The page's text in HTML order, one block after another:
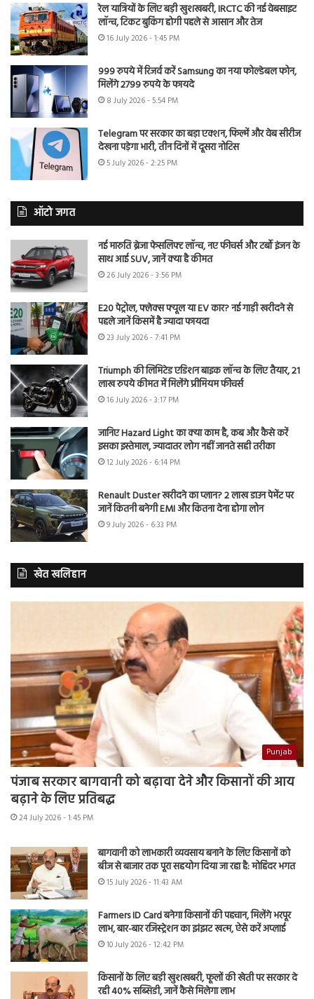
रेल यात्रियों के लिए बड़ी खुशखबरी, IRCTC की नई वेबसाइट
लॉन्च, टिकट बुकिंग होगी पहले से आसान और तेज
16 July 2026 - 1:45 PM
999 रुपये में रिजर्व करें Samsung का नया फोल्डेबल फोन,
मिलेंगे 2799 रुपये के फायदे
8 July 2026 - 5:54 PM
Telegram पर सरकार का बड़ा एक्शन, फिल्में और वेब सीरीज
देखना पड़ेगा भारी, तीन दिनों में दूसरा नोटिस
5 July 2026 - 2:25 PM
ऑटो जगत
नई मारुति ब्रेजा फेसलिफ्ट लॉन्च, नए फीचर्स और टर्बो इंजन के
साथ आई SUV, जानें क्या है कीमत
26 July 2026 - 3:56 PM
E20 पेट्रोल, फ्लेक्स फ्यूल या EV कार? नई गाड़ी खरीदने से
पहले जानें किसमें है ज्यादा फायदा
23 July 2026 - 7:41 PM
Triumph की लिमिटेड एडिशन बाइक लॉन्च के लिए तैयार, 21
लाख रुपये कीमत में मिलेंगे प्रीमियम फीचर्स
16 July 2026 - 3:17 PM
जानिए Hazard Light का क्या काम है, कब और कैसे करें
इसका इस्तेमाल, ज्यादातर लोग नहीं जानते सही तरीका
12 July 2026 - 6:14 PM
Renault Duster खरीदने का प्लान? 2 लाख डाउन पेमेंट पर
जानें कितनी बनेगी EMI और कितना देना होगा लोन
9 July 2026 - 6:33 PM
खेत खलिहान
Punjab
पंजाब सरकार बागवानी को बढ़ावा देने और किसानों की आय
बढ़ाने के लिए प्रतिबद्ध
24 July 2026 - 1:45 PM
बागवानी को लाभकारी व्यवसाय बनाने के लिए किसानों को
बीज से बाजार तक पूरा सहयोग दिया जा रहा है: मोहिंदर भगत
15 July 2026 - 11:43 AM
Farmers ID Card बनेगा किसानों की पहचान, मिलेंगे भरपूर
लाभ, बार-बार रजिस्ट्रेशन का झंझट खत्म, ऐसे करें अप्लाई
10 July 2026 - 12:42 PM
किसानों के लिए बड़ी खुशखबरी, फूलों की खेती पर सरकार दे
रही 40% सब्सिडी, जानें कैसे मिलेगा लाभ